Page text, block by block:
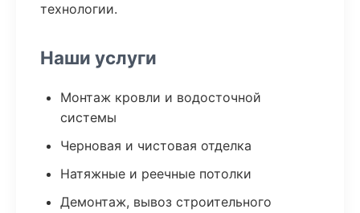
технологии.
Наши услуги
Монтаж кровли и водосточной
системы
Черновая и чистовая отделка
Натяжные и реечные потолки
Демонтаж, вывоз строительного